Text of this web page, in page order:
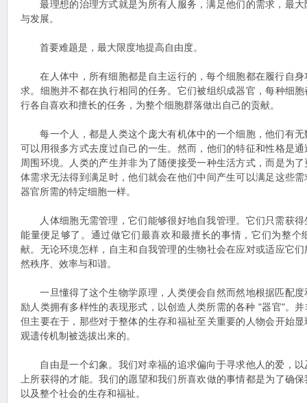
最理想的治理方式就是为所有人服务，满足他们的需求，最大
与发展。
首要难题是，最大限度地提高自由度。
在人体中，所有细胞都是自主运行的，每个细胞都在履行自身
求。细胞并不都在执行相同的任务。它们被组织成器官，每种细
行各自喜欢和擅长的任务，为整个细胞群落做出自己的贡献。
每一个人，都是人类这个庞大有机体中的一个细胞，他们有无
可以用很多方式去度过自己的一生。然而，他们的特征和性格是
周围环境。人类的产生并非为了随便接受一种生活方式，而是为
体需求无法得到满足时，他们就会在他们中间产生可以满足这些
器官所需的特定细胞一样。
人体细胞无需管理，它们能够很好地自我管理。它们只需获得
能量便足够了。通过做它们最喜欢和最擅长的事情，它们为整个
献。无论环境怎样，自主和自我管理的生物社会在应对或适应它
然秩序、效率与和谐。
一旦懂得了这个生物学原理，人类便会自然而然地根据匹配度
励人类拥有多样性的表现形式，以创造人类所需的各种 "器官"。
但主要在于，那些对于整体的生存和福祉至关重要的人物会开始
观遗传机制被选拔出来的。
自由是一个幻象。我们对幸福的追求偏向于寻求他人的爱，以
上所获得的才能。我们的愿望和我们所喜欢做的事情都是为了确
以及整个社会的生存和福祉。